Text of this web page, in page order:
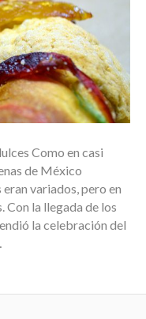
Como en casi
de México
variados, pero en
Con la llegada de los
la celebración del